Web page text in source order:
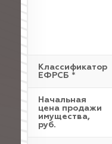
Классификатор
ЕФРСБ *
Начальная
цена продажи
имущества,
руб.